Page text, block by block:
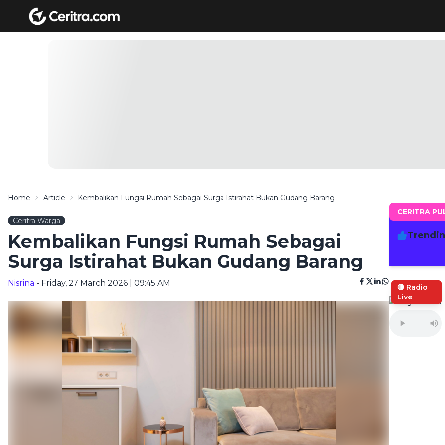
Home Article Kembalikan Fungsi Rumah Sebagai Surga Istirahat Bukan Gudang Barang
Ceritra Warga
Kembalikan Fungsi Rumah Sebagai
Surga Istirahat Bukan Gudang Barang
Nisrina - Friday, 27 March 2026 | 09:45 AM
CERITRA
🔴 Radio
Live